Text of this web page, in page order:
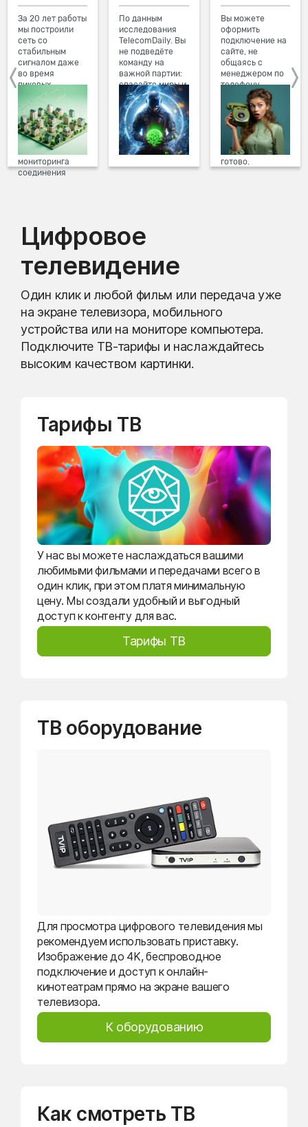
За 20 лет работы
мы построили
сеть со
стабильным
сигналом даже
во время
пиковых
нагрузок в
вечернее время.
Мы постоянно
обновляем наше
оборудование в
домах, а система
мониторинга
соединения
По данным
исследования
TelecomDaily. Вы
не подведёте
команду на
важной партии:
спасайте миры и
побеждайте с
друзьями в
онлайн-играх.
Вы можете
оформить
подключение на
сайте, не
общаясь с
менеджером по
телефону.
Просто в три
клика заполните
форму заявки на
сайте, выберите
дату и время
подключения,
готово.
Цифровое
телевидение
Один клик и любой фильм или передача уже
на экране телевизора, мобильного
устройства или на мониторе компьютера.
Подключите ТВ-тарифы и наслаждайтесь
высоким качеством картинки.
Тарифы ТВ
У нас вы можете наслаждаться вашими
любимыми фильмами и передачами всего в
один клик, при этом платя минимальную
цену. Мы создали удобный и выгодный
доступ к контенту для вас.
Тарифы ТВ
ТВ оборудование
Для просмотра цифрового телевидения мы
рекомендуем использовать приставку.
Изображение до 4K, беспроводное
подключение и доступ к онлайн-
кинотеатрам прямо на экране вашего
телевизора.
К оборудованию
Как смотреть ТВ